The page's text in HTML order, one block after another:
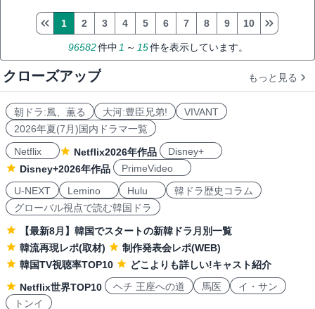
96582件中 1 ～ 15件を表示しています。
1 2 3 4 5 6 7 8 9 10
クローズアップ もっと見る
朝ドラ:風、薫る 大河:豊臣兄弟!
VIVANT
2026年夏(7月)国内ドラマ一覧
Netflix
Netflix2026年作品
Disney+
Disney+2026年作品
PrimeVideo
U-NEXT
Lemino Hulu
韓ドラ歴史コラム
グローバル視点で読む韓国ドラ
【最新8月】韓国でスタートの新韓ドラ月別一覧
韓流再現レポ(取材)
制作発表会レポ(WEB)
韓国TV視聴率TOP10
どこよりも詳しい!キャスト紹介
Netflix世界TOP10
ヘチ 王座への道 馬医
イ・サン
トンイ